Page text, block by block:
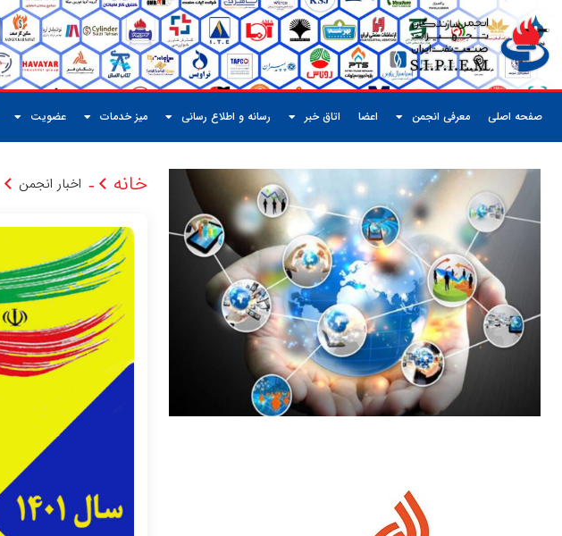
صفحه اصلی معرفی انجمن اعضا اتاق خبر رسانه و اطلاع رسانی میز خدمات عضویت
خانه - اخبار انجمن